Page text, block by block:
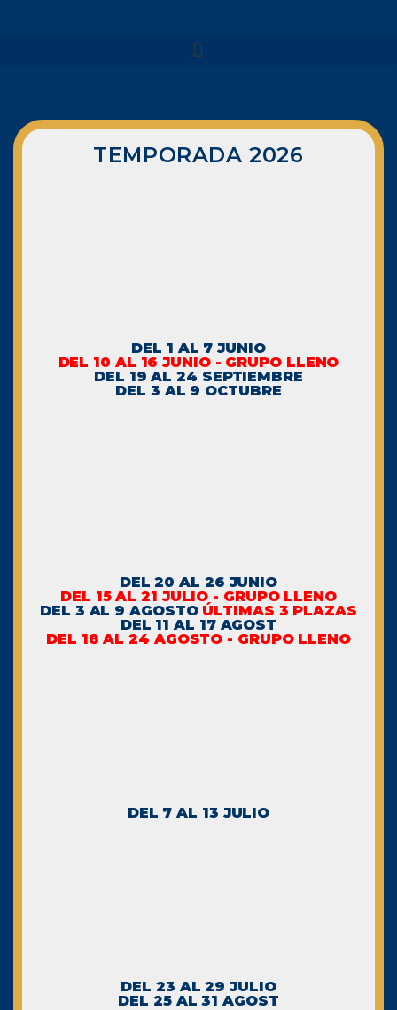
NUESTROS VIAJES
NAVARRA 2026
NAVARRA – SELVA DE
IRATI
LA PUGLIA – ITALIA 2026
CONTACTO
TEMPORADA 2026
DEL 1 AL 7 JUNIO
DEL 10 AL 16 JUNIO - GRUPO LLENO
DEL 19 AL 24 SEPTIEMBRE
DEL 3 AL 9 OCTUBRE
DEL 20 AL 26 JUNIO
DEL 15 AL 21 JULIO - GRUPO LLENO
DEL 3 AL 9 AGOSTO ÚLTIMAS 3 PLAZAS
DEL 11 AL 17 AGOST
DEL 18 AL 24 AGOSTO - GRUPO LLENO
DEL 7 AL 13 JULIO
DEL 23 AL 29 JULIO
DEL 25 AL 31 AGOST